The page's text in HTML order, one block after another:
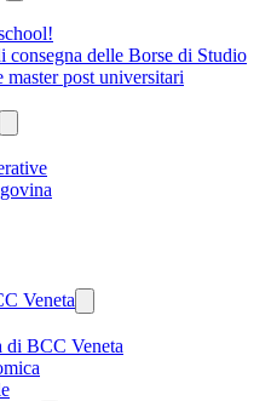
consegna delle Borse di Studio
master post universitari
Veneta
di BCC Veneta